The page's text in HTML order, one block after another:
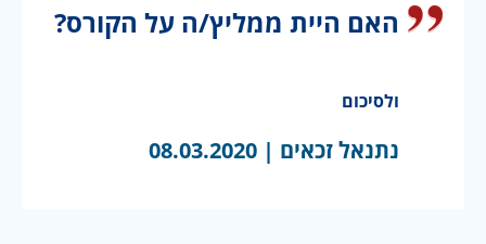
האם היית ממליץ/ה על הקורס?
ולסיכום
נתנאל זכאים | 08.03.2020